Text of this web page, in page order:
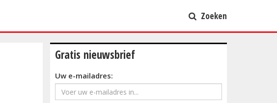
Zoeken
Gratis nieuwsbrief
Uw e-mailadres: